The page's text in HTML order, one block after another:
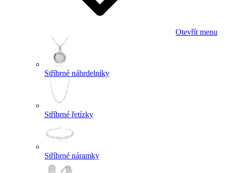
Otevřít menu
Stříbrné náhrdelníky
Stříbrné řetízky
Stříbrné náramky